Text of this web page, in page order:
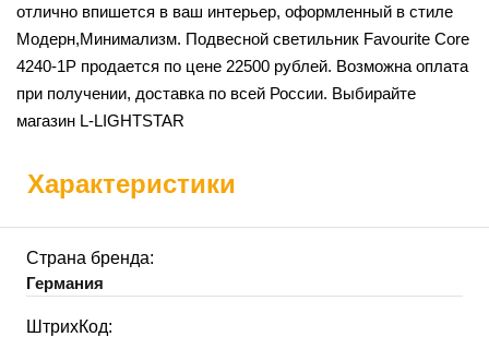
отлично впишется в ваш интерьер, оформленный в стиле
Модерн,Минимализм. Подвесной светильник Favourite Core
4240-1P продается по цене 22500 рублей. Возможна оплата
при получении, доставка по всей России. Выбирайте
магазин L-LIGHTSTAR
Характеристики
Страна бренда:
Германия
ШтрихКод: